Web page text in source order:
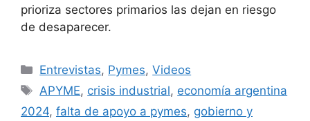
prioriza sectores primarios las dejan en riesgo
de desaparecer.
Entrevistas, Pymes,Videos
APYME, crisis industrial, economía argentina
2024, falta de apoyo a pymes, gobierno y